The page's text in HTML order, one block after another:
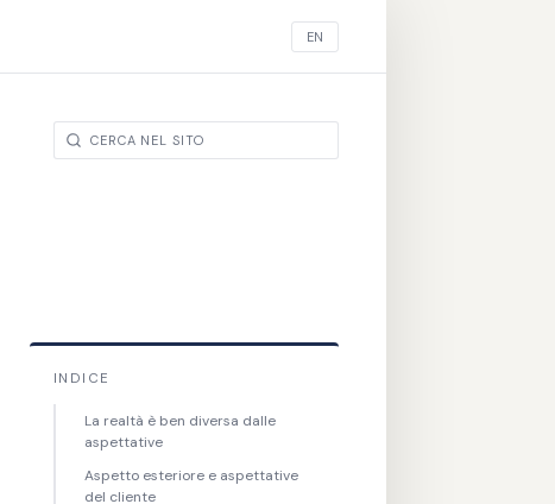
EN
INDICE
La realtà è ben diversa dalle
aspettative
Aspetto esteriore e aspettative
del cliente